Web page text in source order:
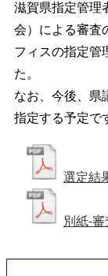
滋賀県指定管理
会）による審査
フィスの指定管
た。
なお、今後、県
指定する予定で
選定結
別紙-